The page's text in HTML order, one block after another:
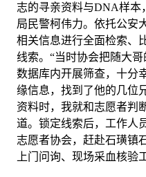
志的寻亲资料与DNA样本
局民警柯伟力。依托公安
相关信息进行全面检索、
线索。“当时协会把随大
数据库内开展筛查，十分
缘信息，找到了他的几位
资料时，我就和志愿者判
道。锁定线索后，工作人
志愿者协会，赶赴石璜镇
上门问询、现场采血核验